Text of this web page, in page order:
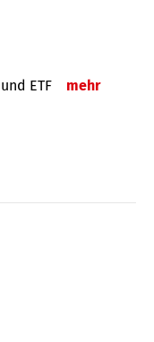
ETF mehr